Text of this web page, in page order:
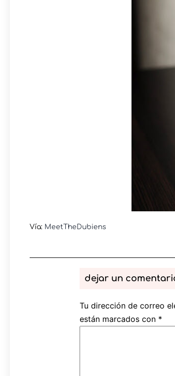
Vía: MeetTheDubiens
dejar un
Tu dirección de correo
están marcados con *